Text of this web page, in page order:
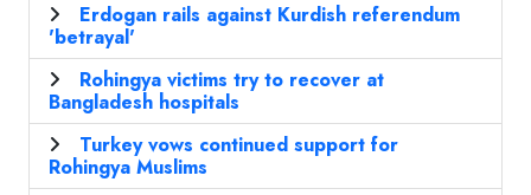
Erdogan rails against Kurdish referendum
'betrayal'
Rohingya victims try to recover at
Bangladesh hospitals
Turkey vows continued support for
Rohingya Muslims